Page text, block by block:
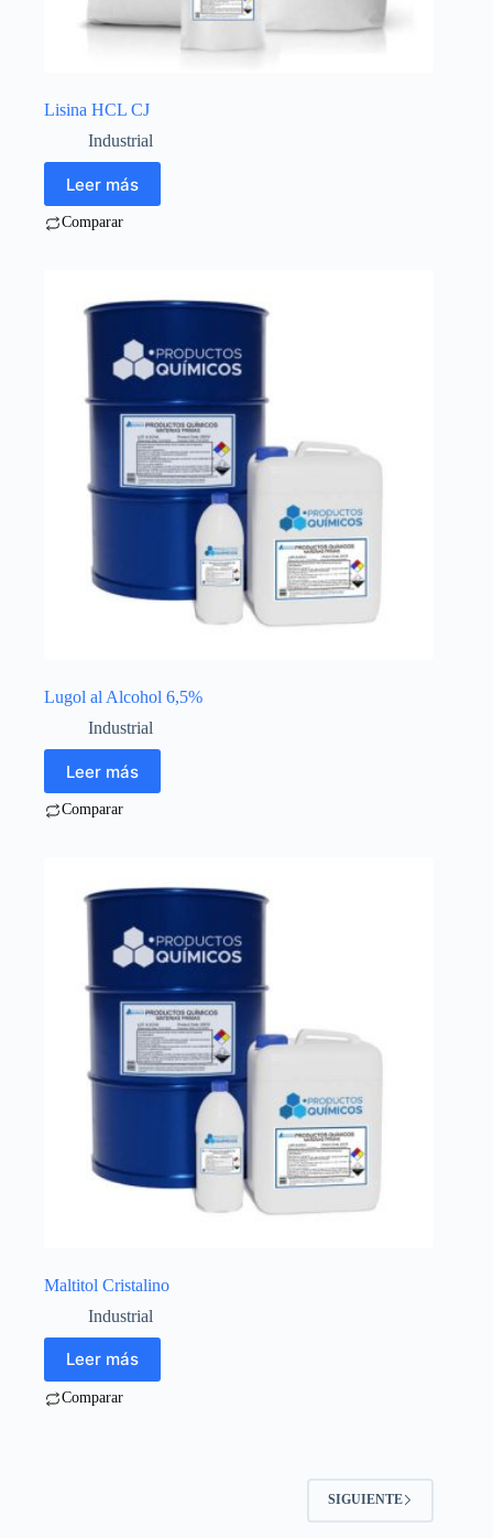
Lisina HCL CJ
Industrial
Leer más
Comparar
Lugol al Alcohol 6,5%
Industrial
Leer más
Comparar
Maltitol Cristalino
Industrial
Leer más
Comparar
SIGUIENTE